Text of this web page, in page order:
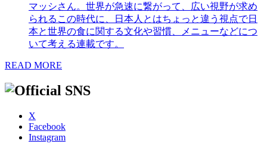
マッシさん。世界が急速に繋がって、広い視野が求め
られるこの時代に、日本人とはちょっと違う視点で日
本と世界の食に関する文化や習慣、メニューなどにつ
いて考える連載です。
READ MORE
X
Facebook
Instagram